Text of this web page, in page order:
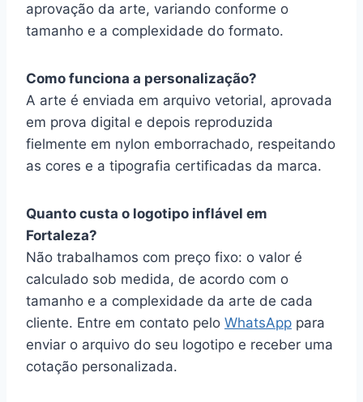
aprovação da arte, variando conforme o
tamanho e a complexidade do formato.
Como funciona a personalização?
A arte é enviada em arquivo vetorial, aprovada
em prova digital e depois reproduzida
fielmente em nylon emborrachado, respeitando
as cores e a tipografia certificadas da marca.
Quanto custa o logotipo inflável em
Fortaleza?
Não trabalhamos com preço fixo: o valor é
calculado sob medida, de acordo com o
tamanho e a complexidade da arte de cada
cliente. Entre em contato pelo WhatsApp para
enviar o arquivo do seu logotipo e receber uma
cotação personalizada.